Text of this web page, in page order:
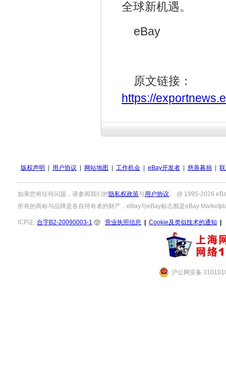
全球新机遇。
eBay
原文链接：
https://
版权声明 用户协议 网站地图 工作机会 eBay开发者 慈善募捐
如果您有任何问题，请参阅我们的隐私权政策与用户协议。 @ 1995-2026
所有的商标与品牌是各自持有者的财产，eBay与eBay标志都是eBay
ICP证: 合字B2-20090003-1 营业执照信息 Cookie及类似技术的通知
沪公网安备